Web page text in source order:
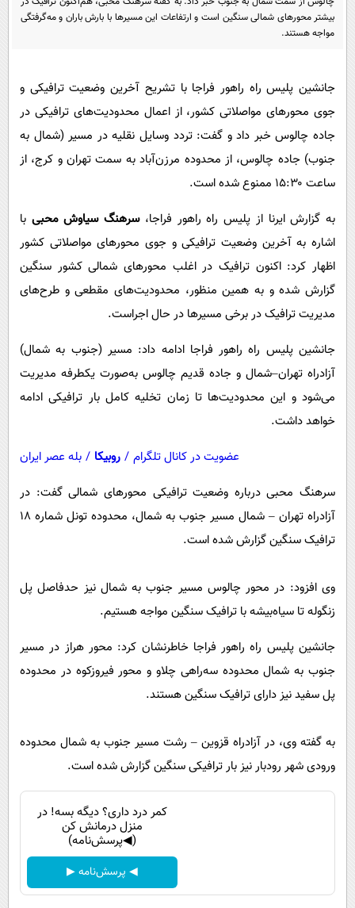
سرگرمی
حوادث
سلامت
بین الملل
اجتماعی
حیات وحش
سیاست خارجی
پیامک
دانلود
بیشتر محورهای شمالی سنگین است و ارتفاعات این مسیرها با بارش باران و مه‌گرفتگی
مواجه هستند.
جانشین پلیس راه راهور فراجا با تشریح آخرین وضعیت ترافیکی و
جوی محورهای مواصلاتی کشور، از اعمال محدودیت‌های ترافیکی در
جاده چالوس خبر داد و گفت: تردد وسایل نقلیه در مسیر (شمال به
جنوب) جاده چالوس، از محدوده مرزن‌آباد به سمت تهران و کرج، از
ساعت ۱۵:۳۰ ممنوع شده است.
به گزارش ایرنا از پلیس راه راهور فراجا،سرهنگ سیاوش محبی با
اشاره به آخرین وضعیت ترافیکی و جوی محورهای مواصلاتی کشور
اظهار کرد: اکنون ترافیک در اغلب محورهای شمالی کشور سنگین
گزارش شده و به همین منظور، محدودیت‌های مقطعی و طرح‌های
مدیریت ترافیک در برخی مسیرها در حال اجراست.
جانشین پلیس راه راهور فراجا ادامه داد: مسیر (جنوب به شمال)
آزادراه تهران–شمال و جاده قدیم چالوس به‌صورت یکطرفه مدیریت
می‌شود و این محدودیت‌ها تا زمان تخلیه کامل بار ترافیکی ادامه
خواهد داشت.
عضویت در کانال تلگرام / روبیکا / بله عصر ایران
سرهنگ محبی درباره وضعیت ترافیکی محورهای شمالی گفت: در
آزادراه تهران – شمال مسیر جنوب به شمال، محدوده تونل شماره ۱۸
ترافیک سنگین گزارش شده است.
وی افزود: در محور چالوس مسیر جنوب به شمال نیز حدفاصل پل
زنگوله تا سیاه‌بیشه با ترافیک سنگین مواجه هستیم.
جانشین پلیس راه راهور فراجا خاطرنشان کرد: محور هراز در مسیر
جنوب به شمال محدوده سه‌راهی چلاو و محور فیروزکوه در محدوده
پل سفید نیز دارای ترافیک سنگین هستند.
به گفته وی، در آزادراه قزوین – رشت مسیر جنوب به شمال محدوده
ورودی شهر رودبار نیز بار ترافیکی سنگین گزارش شده است.
کمر درد داری؟ دیگه بسه! در
منزل درمانش کن
(◀پرسش‌نامه)
◀ پرسش‌نامه ▶